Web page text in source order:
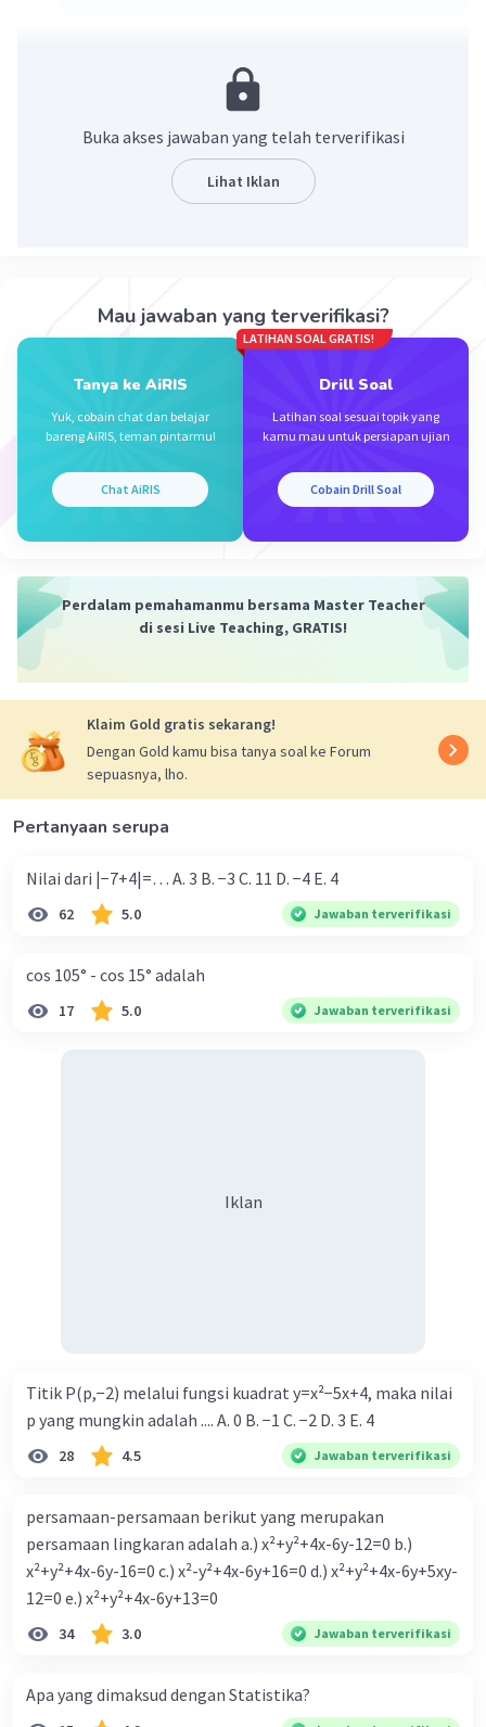
Buka akses jawaban yang telah terverifikasi
Lihat Iklan
Mau jawaban yang terverifikasi?
Tanya ke AiRIS
Yuk, cobain chat dan belajar
bareng AiRIS, teman pintarmu!
Chat AiRIS
LATIHAN SOAL GRATIS!
Drill Soal
Latihan soal sesuai topik yang
kamu mau untuk persiapan ujian
Cobain Drill Soal
Perdalam pemahamanmu bersama Master Teacher
di sesi Live Teaching, GRATIS!
Klaim Gold gratis sekarang!
Dengan Gold kamu bisa tanya soal ke Forum
sepuasnya, lho.
Pertanyaan serupa
Nilai dari |−7+4|=… A. 3 B. −3 C. 11 D. −4 E. 4
62 5.0 Jawaban terverifikasi
cos 105° - cos 15° adalah
17 5.0 Jawaban terverifikasi
Iklan
Titik P(p,−2) melalui fungsi kuadrat y=x²−5x+4, maka nilai
p yang mungkin adalah .... A. 0 B. −1 C. −2 D. 3 E. 4
28 4.5 Jawaban terverifikasi
persamaan-persamaan berikut yang merupakan
persamaan lingkaran adalah a.) x²+y²+4x-6y-12=0 b.)
x²+y²+4x-6y-16=0 c.) x²-y²+4x-6y+16=0 d.) x²+y²+4x-6y+5xy-
12=0 e.) x²+y²+4x-6y+13=0
34 3.0 Jawaban terverifikasi
Apa yang dimaksud dengan Statistika?